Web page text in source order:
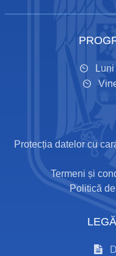
Protecția datelor cu
Termeni și
Politică